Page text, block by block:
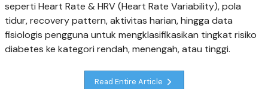
seperti Heart Rate & HRV (Heart Rate Variability), pola
tidur, recovery pattern, aktivitas harian, hingga data
fisiologis pengguna untuk mengklasifikasikan tingkat risiko
diabetes ke kategori rendah, menengah, atau tinggi.
Read Entire Article